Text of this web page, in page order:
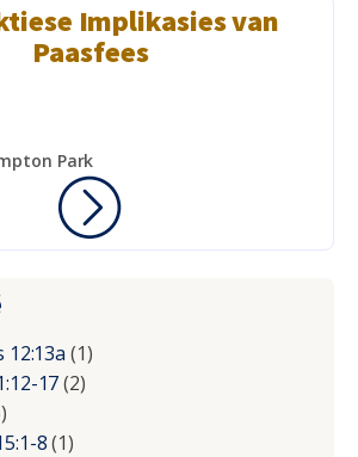
Implikasies van
Paasfees
Park
12:13a (1)
17(2)
8(1)